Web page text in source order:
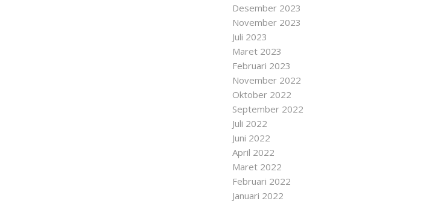
Desember 2023
November 2023
Juli 2023
Maret 2023
Februari 2023
November 2022
Oktober 2022
September 2022
Juli 2022
Juni 2022
April 2022
Maret 2022
Februari 2022
Januari 2022